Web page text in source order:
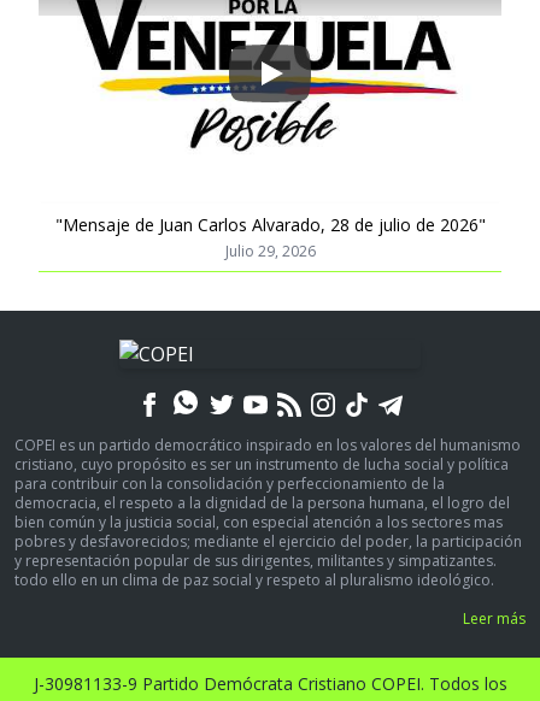
Play
"Mensaje de Juan Carlos Alvarado, 28 de julio de 2026"
Julio 29, 2026
COPEI es un partido democrático inspirado en los valores del humanismo
cristiano, cuyo propósito es ser un instrumento de lucha social y política
para contribuir con la consolidación y perfeccionamiento de la
democracia, el respeto a la dignidad de la persona humana, el logro del
bien común y la justicia social, con especial atención a los sectores mas
pobres y desfavorecidos; mediante el ejercicio del poder, la participación
y representación popular de sus dirigentes, militantes y simpatizantes.
todo ello en un clima de paz social y respeto al pluralismo ideológico.
Leer más
J-30981133-9 Partido Demócrata Cristiano COPEI. Todos los